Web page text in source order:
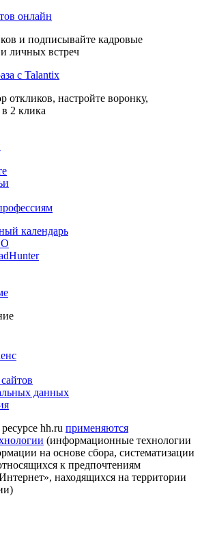
онлайн
и подписывайте кадровые
личных встреч
с Talantix
откликов, настройте воронку,
2 клика
календарь
данных
hh.ru применяются
(информационные технологии
на основе сбора, систематизации
к предпочтениям
находящихся на территории